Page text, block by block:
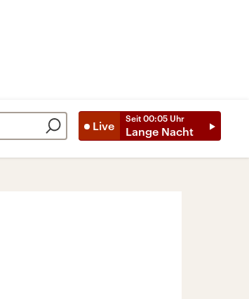
Live
Seit 00:05 Uhr
Lange Nacht